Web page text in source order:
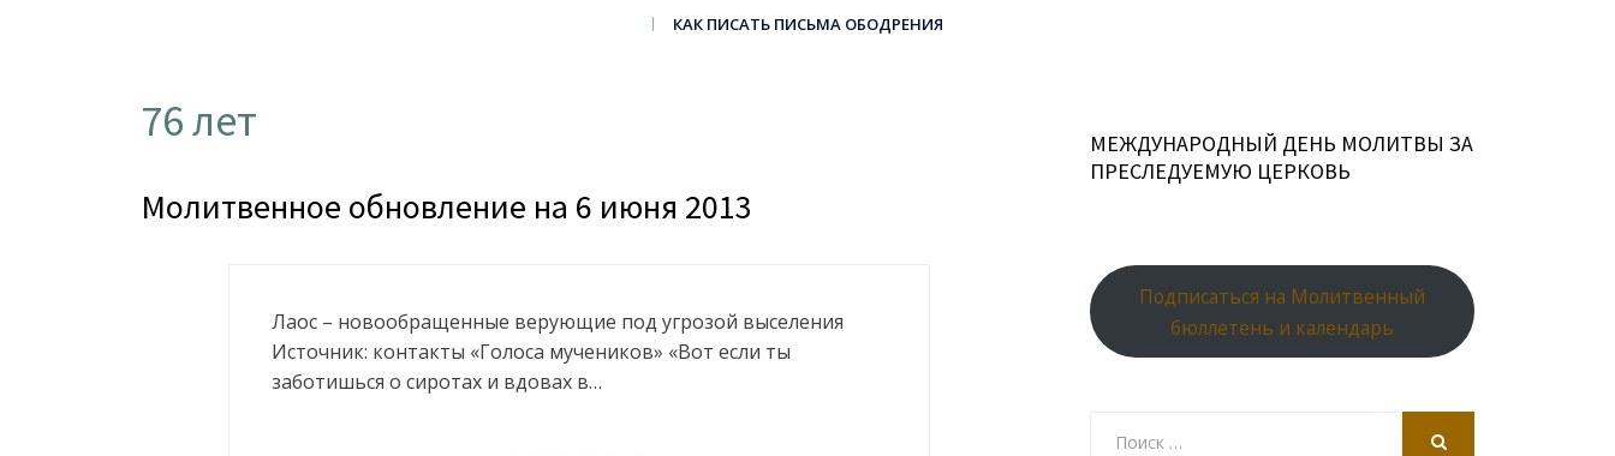
КАК ПИСАТЬ ПИСЬМА ОБОДРЕНИЯ
76 лет
Молитвенное обновление на 6 июня 2013
Лаос – новообращенные верующие под угрозой выселения
Источник: контакты «Голоса мучеников» «Вот если ты
заботишься о сиротах и вдовах в…
МЕЖДУНАРОДНЫЙ ДЕНЬ МОЛИТВЫ ЗА
ПРЕСЛЕДУЕМУЮ ЦЕРКОВЬ
Подписаться на Молитвенный
бюллетень и календарь